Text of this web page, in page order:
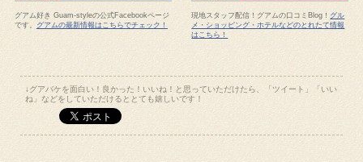
グアム好き Guam-styleの公式Facebookページ
です。
グアムの最新情報はこちらでチェック！
現地スタッフ配信！グアムの口コミBlog！ グル
メ・ショッピング・ホテルなどのとれたて情報
はこちら！
↓グアバケを面白い！良かった！いいね！と思っていただけたら、「ツイート」「いい
ね」などをしていただけるととても嬉しいです！